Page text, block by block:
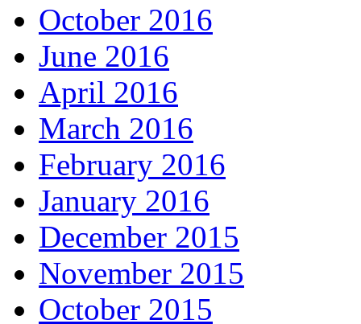
October 2016
June 2016
April 2016
March 2016
February 2016
January 2016
December 2015
November 2015
October 2015